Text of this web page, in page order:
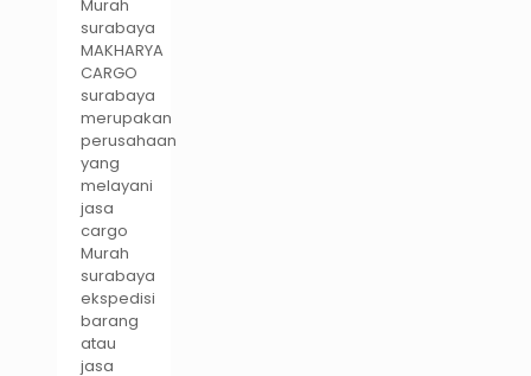
Murah
surabaya
MAKHARYA
CARGO
surabaya
merupakan
perusahaan
yang
melayani
jasa
cargo
Murah
surabaya
ekspedisi
barang
atau
jasa